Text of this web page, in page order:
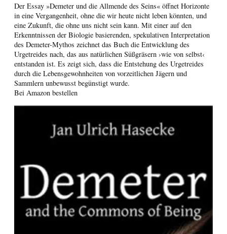
Der Essay »Demeter und die Allmende des Seins« öffnet Horizonte
in eine Vergangenheit, ohne die wir heute nicht leben könnten, und
eine Zukunft, die ohne uns nicht sein kann. Mit einer auf den
Erkenntnissen der Biologie basierenden, spekulativen Interpretation
des Demeter-Mythos zeichnet das Buch die Entwicklung des
Urgetreides nach, das aus natürlichen Süßgräsern ›wie von selbst‹
entstanden ist. Es zeigt sich, dass die Entstehung des Urgetreides
durch die Lebensgewohnheiten von vorzeitlichen Jägern und
Sammlern unbewusst begünstigt wurde.
Bei Amazon bestellen